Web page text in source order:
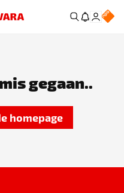
gegaan..
homepage